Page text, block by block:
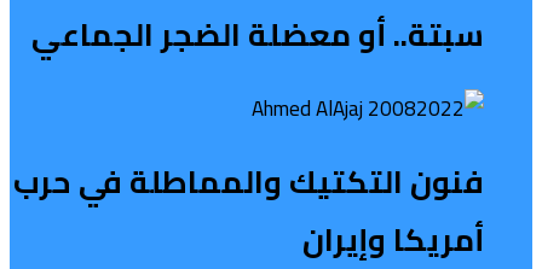
سبتة.. أو معضلة الضجر الجماعي
فنون التكتيك والمماطلة في حرب
أمريكا وإيران